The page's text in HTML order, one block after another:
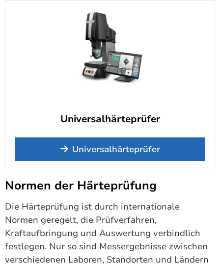
Universalhärteprüfer
Universalhärteprüfer
Normen der Härteprüfung
Die Härteprüfung ist durch internationale
Normen geregelt, die Prüfverfahren,
Kraftaufbringung und Auswertung verbindlich
festlegen. Nur so sind Messergebnisse zwischen
verschiedenen Laboren, Standorten und Ländern